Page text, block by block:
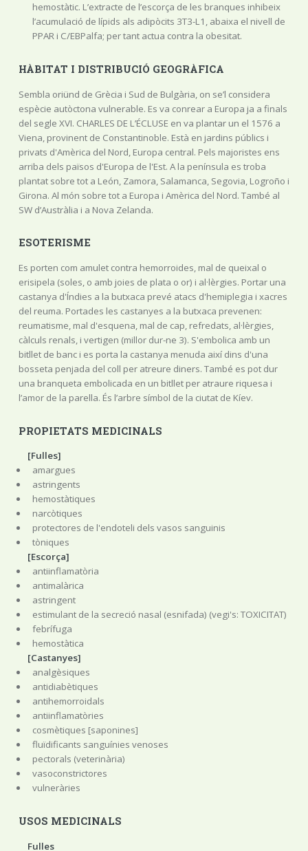
hemostàtic. L’extracte de l’escorça de les branques inhibeix
l’acumulació de lípids als adipòcits 3T3-L1, abaixa el nivell de
PPAR i C/EBPalfa; per tant actua contra la obesitat.
HÀBITAT I DISTRIBUCIÓ GEOGRÀFICA
Sembla oriünd de Grècia i Sud de Bulgària, on se’l considera
espècie autòctona vulnerable. Es va conrear a Europa ja a finals
del segle XVI. CHARLES DE L’ÉCLUSE en va plantar un el 1576 a
Viena, provinent de Constantinoble. Està en jardins públics i
privats d'Amèrica del Nord, Europa central. Pels majoristes ens
arriba dels països d'Europa de l'Est. A la península es troba
plantat sobre tot a León, Zamora, Salamanca, Segovia, Logroño i
Girona. Al món sobre tot a Europa i Amèrica del Nord. També al
SW d’Austràlia i a Nova Zelanda.
ESOTERISME
Es porten com amulet contra hemorroides, mal de queixal o
erisipela (soles, o amb joies de plata o or) i al·lèrgies. Portar una
castanya d'Índies a la butxaca prevé atacs d'hemiplegia i xacres
del reuma. Portades les castanyes a la butxaca prevenen:
reumatisme, mal d'esquena, mal de cap, refredats, al·lèrgies,
càlculs renals, i vertigen (millor dur-ne 3). S'embolica amb un
bitllet de banc i es porta la castanya menuda així dins d'una
bosseta penjada del coll per atreure diners. També es pot dur
una branqueta embolicada en un bitllet per atraure riquesa i
l’amor de la parella. És l’arbre símbol de la ciutat de Kíev.
PROPIETATS MEDICINALS
[Fulles]
amargues
astringents
hemostàtiques
narcòtiques
protectores de l'endoteli dels vasos sanguinis
tòniques
[Escorça]
antiinflamatòria
antimalàrica
astringent
estimulant de la secreció nasal (esnifada) (vegi's: TOXICITAT)
febrífuga
hemostàtica
[Castanyes]
analgèsiques
antidiabètiques
antihemorroidals
antiinflamatòries
cosmètiques [saponines]
fluïdificants sanguínies venoses
pectorals (veterinària)
vasoconstrictores
vulneràries
USOS MEDICINALS
Fulles